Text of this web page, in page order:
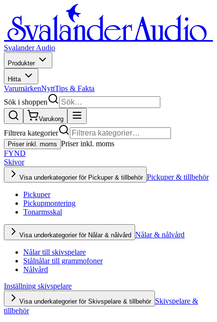
Svalander Audio
Produkter
Hitta
VarumärkenNyttTips & Fakta
Sök i shoppen
Varukorg
Filtrera kategorier
Priser inkl. moms Priser inkl. moms
FYND
Skivor
Visa underkategorier för Pickuper & tillbehör Pickuper & tillbehör
Pickuper
Pickupmontering
Tonarmsskal
Visa underkategorier för Nålar & nålvård Nålar & nålvård
Nålar till skivspelare
Stålnålar till grammofoner
Nålvård
Inställning skivspelare
Visa underkategorier för Skivspelare & tillbehör Skivspelare &
tillbehör